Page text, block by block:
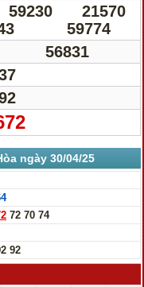
59230
21570
59774
56831
ngày 30/04/25
72 70 74
92